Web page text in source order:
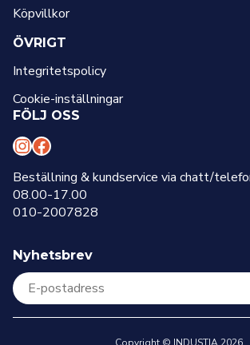
Köpvillkor
ÖVRIGT
Integritetspolicy
Cookie-inställningar
FÖLJ OSS
I
n
s
t
a
g
r
a
F
a
c
e
b
o
o
k
Beställning & kundservice via chatt/
08.00-17.00
010-2007828
Nyhetsbrev
Copyright © INDUSTIA 2026